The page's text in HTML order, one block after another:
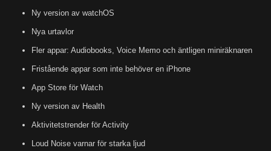
Ny version av watchOS
Nya urtavlor
Fler appar: Audiobooks, Voice Memo och äntligen miniräknaren
Fristående appar som inte behöver en iPhone
App Store för Watch
Ny version av Health
Aktivitetstrender för Activity
Loud Noise varnar för starka ljud